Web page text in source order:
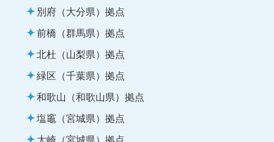
別府（大分県）拠点
前橋（群馬県）拠点
北杜（山梨県）拠点
緑区（千葉県）拠点
和歌山（和歌山県）拠点
塩竈（宮城県）拠点
大崎（宮城県）拠点